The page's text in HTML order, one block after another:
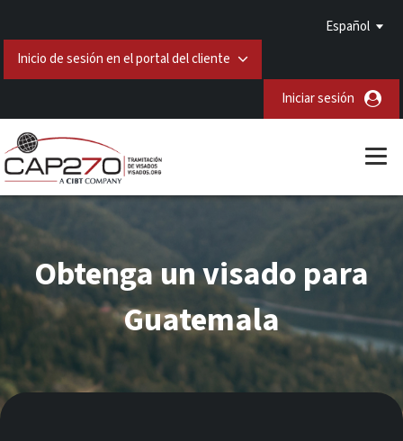
Español
Inicio de sesión en el portal del cliente
Iniciar sesión
Obtenga un visado para
Guatemala